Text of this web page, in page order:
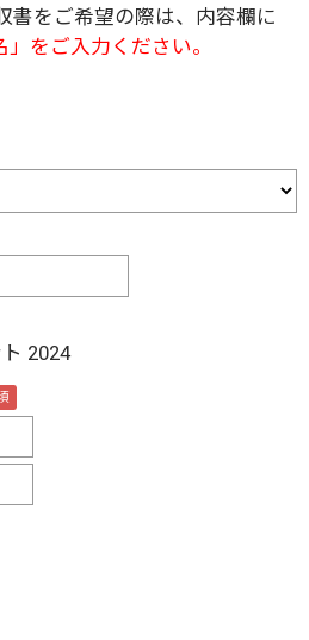
をご希望の際は、内容欄に
をご入力ください。
2024